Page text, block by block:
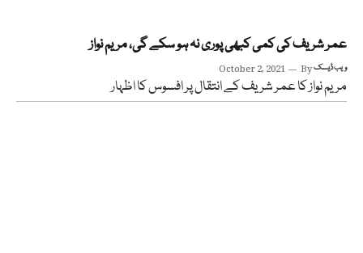
عمر شریف کی کمی کبھی پوری نہ ہو سکے گی، مریم نواز
October 2, 2021 Byویب ڈیسک
مریم نواز کا عمر شریف کے انتقال پر افسوس کا اظہار